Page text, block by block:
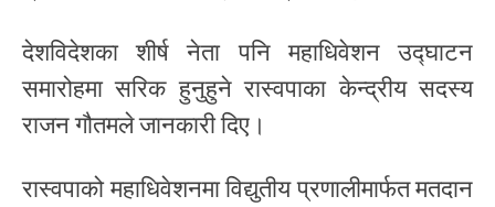
देशविदेशका शीर्ष नेता पनि महाधिवेशन उद्घाटन
समारोहमा सरिक हुनुहुने रास्वपाका केन्द्रीय सदस्य
राजन गौतमले जानकारी दिए।
रास्वपाको महाधिवेशनमा विद्युतीय प्रणालीमार्फत मतदान